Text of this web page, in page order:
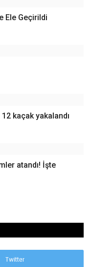
Ele Geçirildi
kaçak yakalandı
atandı! İşte
Twitter